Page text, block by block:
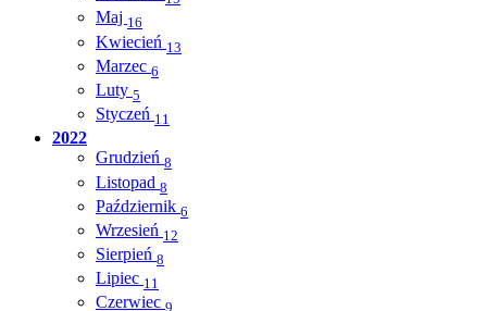
Maj 16
Kwiecień 13
Marzec 6
Luty 5
Styczeń 11
2022
Grudzień 8
Listopad 8
Październik 6
Wrzesień 12
Sierpień 8
Lipiec 11
Czerwiec